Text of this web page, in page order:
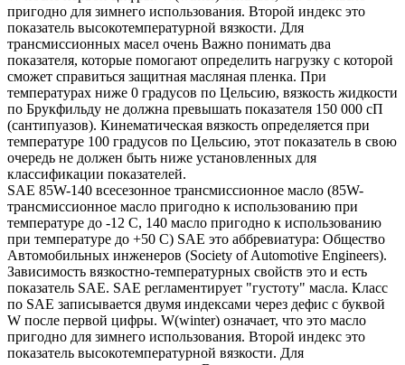
пригодно для зимнего использования. Второй индекс это
показатель высокотемпературной вязкости. Для
трансмиссионных масел очень Важно понимать два
показателя, которые помогают определить нагрузку с которой
сможет справиться защитная масляная пленка. При
температурах ниже 0 градусов по Цельсию, вязкость жидкости
по Брукфильду не должна превышать показателя 150 000 сП
(сантипуазов). Кинематическая вязкость определяется при
температуре 100 градусов по Цельсию, этот показатель в свою
очередь не должен быть ниже установленных для
классификации показателей.
SAE 85W-140 всесезонное трансмиссионное масло (85W-
трансмиссионное масло пригодно к использованию при
температуре до -12 С, 140 масло пригодно к использованию
при температуре до +50 С) SAE это аббревиатура: Общество
Автомобильных инженеров (Society of Automotive Engineers).
Зависимость вязкостно-температурных свойств это и есть
показатель SAE. SAE регламентирует "густоту" масла. Класс
по SAE записывается двумя индексами через дефис с буквой
W после первой цифры. W(winter) означает, что это масло
пригодно для зимнего использования. Второй индекс это
показатель высокотемпературной вязкости. Для